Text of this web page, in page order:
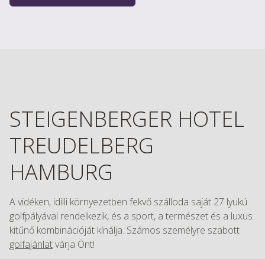
STEIGENBERGER HOTEL
TREUDELBERG
HAMBURG
A vidéken, idilli környezetben fekvő szálloda saját 27 lyukú
golfpályával rendelkezik, és a sport, a természet és a luxus
kitűnő kombinációját kínálja. Számos személyre szabott
golfajánlatvárja Önt!